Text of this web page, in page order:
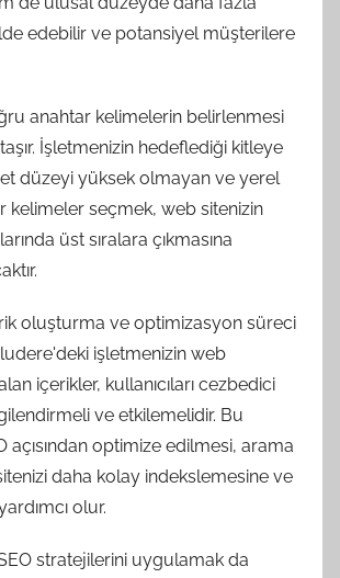
edebilir ve potansiyel müşterilere
anahtar kelimelerin belirlenmesi
İşletmenizin hedeflediği kitleye
düzeyi yüksek olmayan ve yerel
kelimeler seçmek, web sitenizin
üst sıralara çıkmasına
oluşturma ve optimizasyon süreci
işletmenizin web
içerikler, kullanıcıları cezbedici
ve etkilemelidir. Bu
açısından optimize edilmesi, arama
daha kolay indekslemesine ve
olur.
stratejilerini uygulamak da